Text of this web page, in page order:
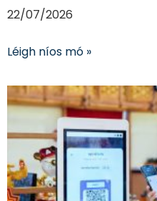
22/07/2026
Léigh níos mó »